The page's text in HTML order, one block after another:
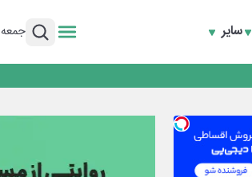
سایر جمعه ۱۶ مرداد ۱۴۰۵